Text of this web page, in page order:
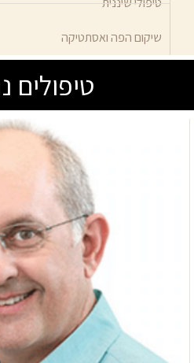
שיקום הפה ואסתטיקה
טיפולים